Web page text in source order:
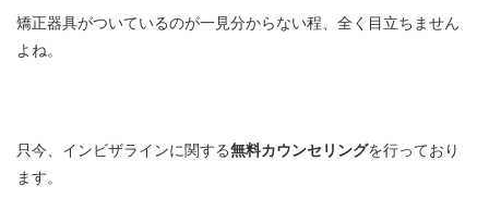
矯正器具がついているのが一見分からない程、全く目立ちません
よね。
只今、インビザラインに関する無料カウンセリングを行っており
ます。